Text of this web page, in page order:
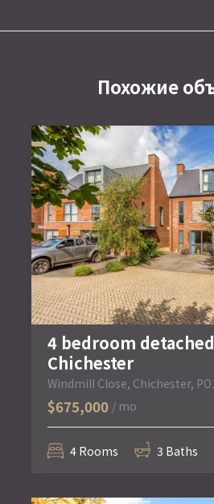
Похожие
4 bedroom
Chichester
Windmill Close, Chichester,
$675,000 / mo
4 Rooms 3 Baths